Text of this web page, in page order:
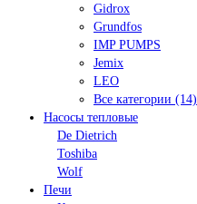
Gidrox
Grundfos
IMP PUMPS
Jemix
LEO
Все категории (14)
Насосы тепловые
De Dietrich
Toshiba
Wolf
Печи